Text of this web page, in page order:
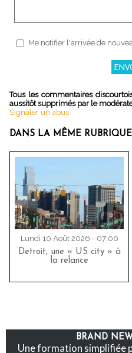
Me notifier l'arrivée de
Tous les commentaires
aussitôt supprimés par le
Signaler un abus
DANS LA MÊME
Lundi 10 Août 2026 - 07:00
Detroit, une « US city » à
la relance
BRAND
Une formation simplifiée